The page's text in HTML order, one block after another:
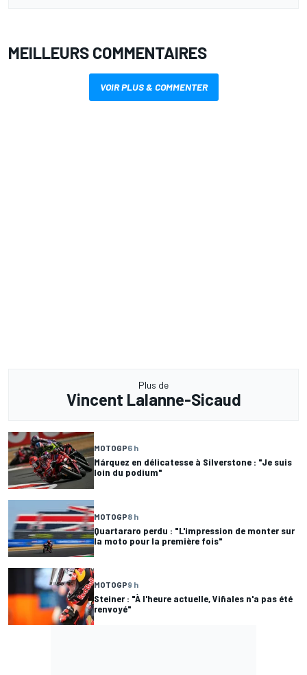
MEILLEURS COMMENTAIRES
VOIR PLUS & COMMENTER
Plus de
Vincent Lalanne-Sicaud
MOTOGP6 h
Márquez en délicatesse à Silverstone : "Je suis
loin du podium"
MOTOGP8 h
Quartararo perdu : "L'impression de monter sur
la moto pour la première fois"
MOTOGP9 h
Steiner : "À l'heure actuelle, Viñales n'a pas été
renvoyé"